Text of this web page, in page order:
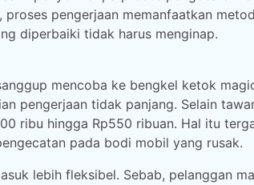
pengerjaan memanfaatkan
diperbaiki tidak harus menginap.
mencoba ke bengkel ketok
pengerjaan tidak panjang. Selain
ribu hingga Rp550 ribuan. Hal itu
pada bodi mobil yang rusak.
lebih fleksibel. Sebab, pelanggan